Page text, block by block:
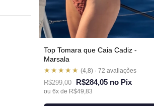
Top Tomara que Caia Cadiz -
Marsala
★★★★★ (4,8) · 72 avaliações
R$299,00 R$284,05 no Pix
ou 6x de R$49,83